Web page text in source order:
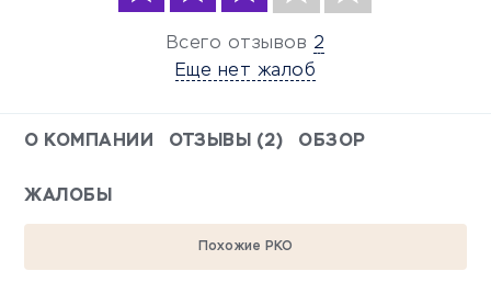
Всего отзывов 2
Еще нет жалоб
О КОМПАНИИ ОТЗЫВЫ (2) ОБЗОР
ЖАЛОБЫ
Похожие РКО